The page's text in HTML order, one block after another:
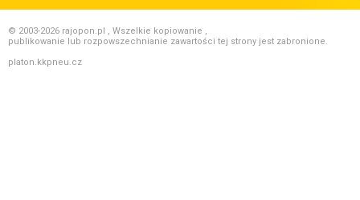
© 2003-2026 rajopon.pl , Wszelkie kopiowanie ,
publikowanie lub rozpowszechnianie zawartości tej strony jest zabronione.
platon.kkpneu.cz